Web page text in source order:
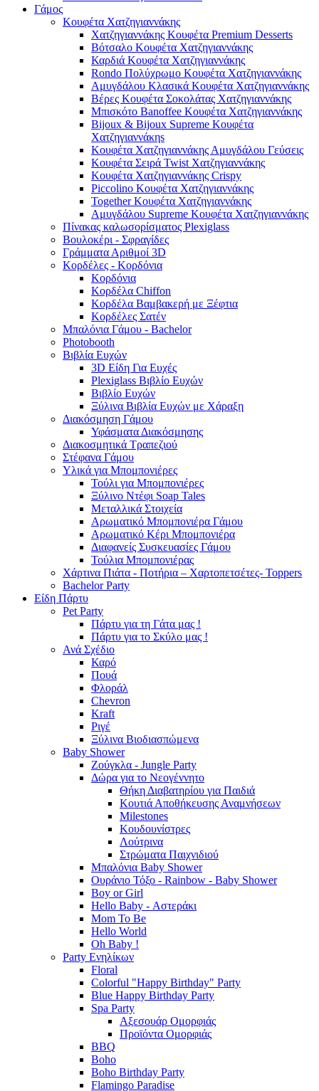
Γάμος
Κουφέτα Χατζηγιαννάκης
Χατζηγιαννάκης Κουφέτα Premium Desserts
Βότσαλο Κουφέτα Χατζηγιαννάκης
Καρδιά Κουφέτα Χατζηγιαννάκης
Rondo Πολύχρωμο Κουφέτα Χατζηγιαννάκης
Αμυγδάλου Κλασικά Κουφέτα Χατζηγιαννάκης
Βέρες Κουφέτα Σοκολάτας Χατζηγιαννάκης
Μπισκότο Banoffee Κουφέτα Χατζηγιαννάκης
Bijoux & Bijoux Supreme Κουφέτα
Χατζηγιαννάκηs
Κουφέτα Χατζηγιαννάκης Αμυγδάλου Γεύσεις
Κουφέτα Σειρά Twist Χατζηγιαννάκης
Κουφέτα Χατζηγιαννάκης Crispy
Piccolino Κουφέτα Χατζηγιαννάκης
Together Κουφέτα Χατζηγιαννάκης
Αμυγδάλου Supreme Κουφέτα Χατζηγιαννάκης
Πίνακας καλωσορίσματος Plexiglass
Βουλοκέρι - Σφραγίδες
Γράμματα Αριθμοί 3D
Κορδέλες - Κορδόνια
Κορδόνια
Κορδέλα Chiffon
Κορδέλα Βαμβακερή με Ξέφτια
Κορδέλες Σατέν
Μπαλόνια Γάμου - Bachelor
Photobooth
Βιβλία Ευχών
3D Είδη Για Ευχές
Plexiglass Βιβλίο Ευχών
Βιβλίο Ευχών
Ξύλινα Βιβλία Ευχών με Χάραξη
Διακόσμηση Γάμου
Υφάσματα Διακόσμησης
Διακοσμητικά Τραπεζιού
Στέφανα Γάμου
Υλικά για Μπομπονιέρες
Τούλι για Μπομπονιέρες
Ξύλινο Ντέφι Soap Tales
Μεταλλικά Στοιχεία
Αρωματικό Μπομπονιέρα Γάμου
Αρωματικό Κέρι Μπομπονιέρα
Διαφανείς Συσκευασίες Γάμου
Τούλια Μπομπονιέρας
Χάρτινα Πιάτα - Ποτήρια – Χαρτοπετσέτες- Toppers
Bachelor Party
Είδη Πάρτυ
Pet Party
Πάρτυ για τη Γάτα μας !
Πάρτυ για το Σκύλο μας !
Ανά Σχέδιο
Καρό
Πουά
Φλοράλ
Chevron
Kraft
Ριγέ
Ξύλινα Βιοδιασπώμενα
Baby Shower
Ζούγκλα - Jungle Party
Δώρα για το Νεογέννητο
Θήκη Διαβατηρίου για Παιδιά
Κουτιά Αποθήκευσης Αναμνήσεων
Milestones
Κουδουνίστρες
Λούτρινα
Στρώματα Παιχνιδιού
Μπαλόνια Baby Shower
Ουράνιο Τόξο - Rainbow - Baby Shower
Boy or Girl
Hello Baby - Αστεράκι
Mom To Be
Hello World
Oh Baby !
Party Ενηλίκων
Floral
Colorful "Happy Birthday" Party
Blue Happy Birthday Party
Spa Party
Αξεσουάρ Ομορφιάς
Προϊόντα Ομορφιάς
BBQ
Boho
Boho Birthday Party
Flamingo Paradise